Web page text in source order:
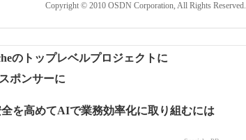
Copyright © 2010 OSDN Corporation, All Rights Reserved.
のトップレベルプロジェクトに
ポンサーに